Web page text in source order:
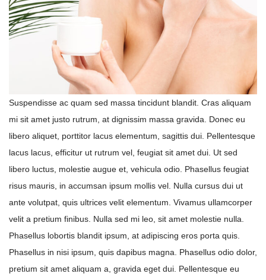
Suspendisse ac quam sed massa tincidunt blandit. Cras aliquam
mi sit amet justo rutrum, at dignissim massa gravida. Donec eu
libero aliquet, porttitor lacus elementum, sagittis dui. Pellentesque
lacus lacus, efficitur ut rutrum vel, feugiat sit amet dui. Ut sed
libero luctus, molestie augue et, vehicula odio. Phasellus feugiat
risus mauris, in accumsan ipsum mollis vel. Nulla cursus dui ut
ante volutpat, quis ultrices velit elementum. Vivamus ullamcorper
velit a pretium finibus. Nulla sed mi leo, sit amet molestie nulla.
Phasellus lobortis blandit ipsum, at adipiscing eros porta quis.
Phasellus in nisi ipsum, quis dapibus magna. Phasellus odio dolor,
pretium sit amet aliquam a, gravida eget dui. Pellentesque eu